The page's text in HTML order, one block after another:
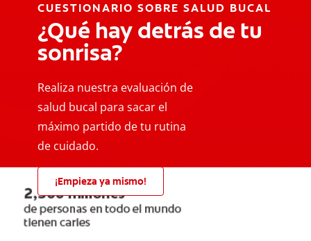
CUESTIONARIO SOBRE SALUD BUCAL
¿Qué hay detrás de tu
sonrisa?
Realiza nuestra evaluación de
salud bucal para sacar el
máximo partido de tu rutina
de cuidado.
¡Empieza ya mismo!